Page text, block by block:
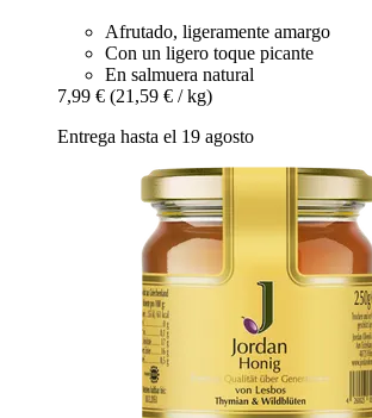
Afrutado, ligeramente amargo
Con un ligero toque picante
En salmuera natural
7,99 € (21,59 € / kg)
Entrega hasta el 19 agosto